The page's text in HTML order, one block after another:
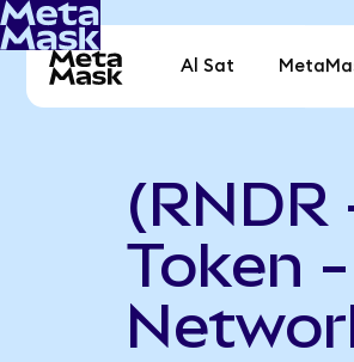
Al Sat
(RNDR
Token